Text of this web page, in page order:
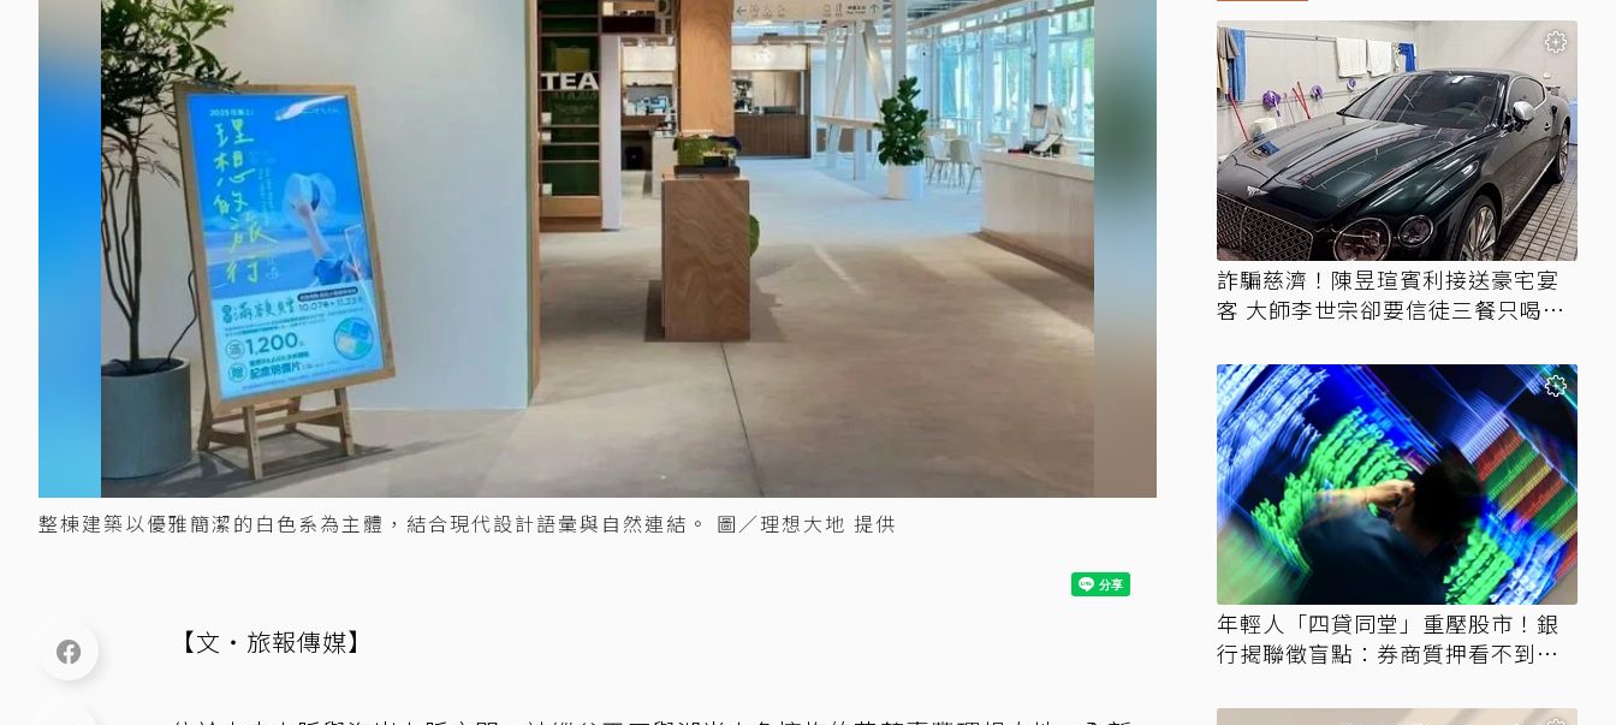
整棟建築以優雅簡潔的白色系為主體，結合現代設計語彙與自然連結。 圖／理想大地 提供
【文・旅報傳媒】
詐騙慈濟！陳昱瑄賓利接送豪宅宴
客 大師李世宗卻要信徒三餐只喝精
年輕人「四貸同堂」重壓股市！銀
行揭聯徵盲點：券商質押看不到、